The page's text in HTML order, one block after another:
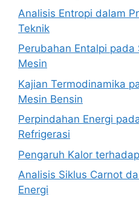
Analisis Entropi dalam
Teknik
Perubahan Entalpi pada
Mesin
Kajian Termodinamika
Mesin Bensin
Perpindahan Energi
Refrigerasi
Pengaruh Kalor
Analisis Siklus Carnot
Energi